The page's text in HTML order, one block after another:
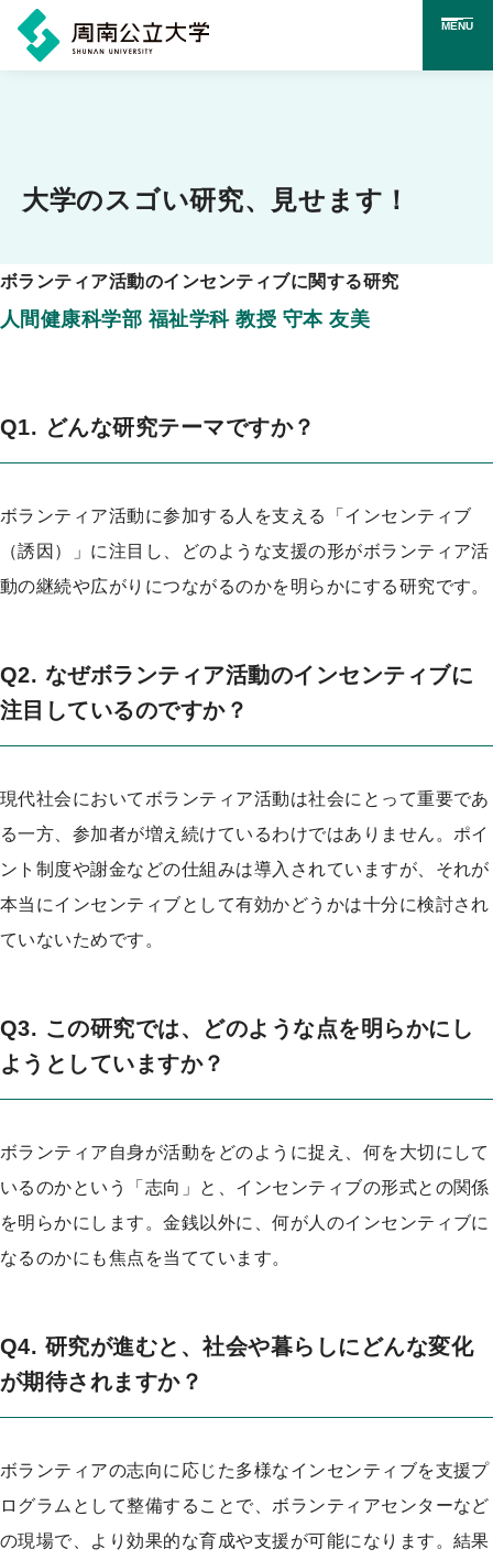
ツ
キ
プ
MENU
大学のスゴい研究、見せます！
ボランティア活動のインセンティブに関する研究
人間健康科学部 福祉学科 教授 守本 友美
Q1. どんな研究テーマですか？
ボランティア活動に参加する人を支える「インセンティブ
（誘因）」に注目し、どのような支援の形がボランティア活
動の継続や広がりにつながるのかを明らかにする研究です。
Q2. なぜボランティア活動のインセンティブに
注目しているのですか？
現代社会においてボランティア活動は社会にとって重要であ
る一方、参加者が増え続けているわけではありません。ポイ
ント制度や謝金などの仕組みは導入されていますが、それが
本当にインセンティブとして有効かどうかは十分に検討され
ていないためです。
Q3. この研究では、どのような点を明らかにし
ようとしていますか？
ボランティア自身が活動をどのように捉え、何を大切にして
いるのかという「志向」と、インセンティブの形式との関係
を明らかにします。金銭以外に、何が人のインセンティブに
なるのかにも焦点を当てています。
Q4. 研究が進むと、社会や暮らしにどんな変化
が期待されますか？
ボランティアの志向に応じた多様なインセンティブを支援プ
ログラムとして整備することで、ボランティアセンターなど
の現場で、より効果的な育成や支援が可能になります。結果